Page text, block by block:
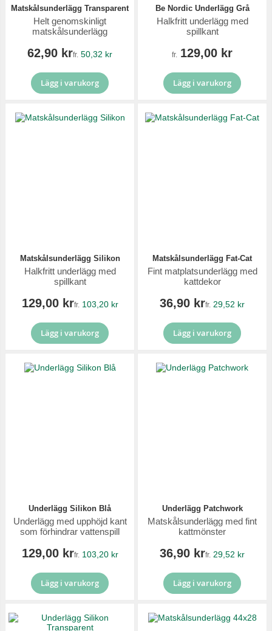
Matskålsunderlägg Transparent
Helt genomskinligt
matskålsunderlägg
62,90 krfr. 50,32 kr
Lägg i varukorg
Be Nordic Underlägg Grå
Halkfritt underlägg med
spillkant
fr. 129,00 kr
Lägg i varukorg
Matskålsunderlägg Silikon
Halkfritt underlägg med
spillkant
129,00 krfr. 103,20 kr
Lägg i varukorg
Matskålsunderlägg Fat-Cat
Fint matplatsunderlägg med
kattdekor
36,90 krfr. 29,52 kr
Lägg i varukorg
Underlägg Silikon Blå
Underlägg med upphöjd kant
som förhindrar vattenspill
129,00 krfr. 103,20 kr
Lägg i varukorg
Underlägg Patchwork
Matskålsunderlägg med fint
kattmönster
36,90 krfr. 29,52 kr
Lägg i varukorg